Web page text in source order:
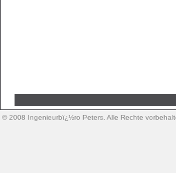
© 2008 Ingenieurbï¿½ro Peters. Alle Rechte